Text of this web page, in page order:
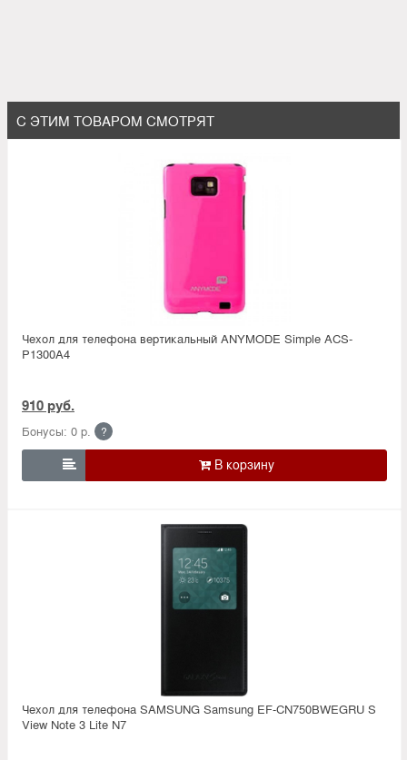
С ЭТИМ ТОВАРОМ СМОТРЯТ
Чехол для телефона вертикальный ANYMODE Simple ACS-
P1300A4
910 руб.
Бонусы: 0 р. ?

Чехол для телефона SAMSUNG Samsung EF-CN750BWEGRU S
View Note 3 Lite N7